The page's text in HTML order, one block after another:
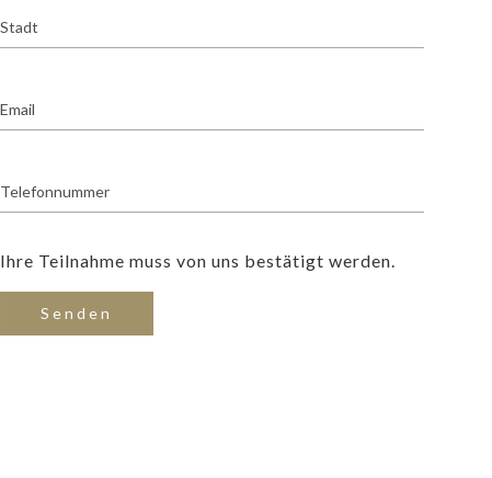
Ihre Teilnahme muss von uns bestätigt werden.